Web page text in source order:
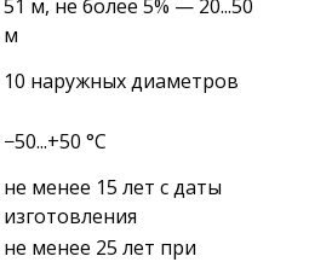
51 м, не более 5% — 20...50
м
10 наружных диаметров
−50...+50 °C
не менее 15 лет с даты
изготовления
не менее 25 лет при